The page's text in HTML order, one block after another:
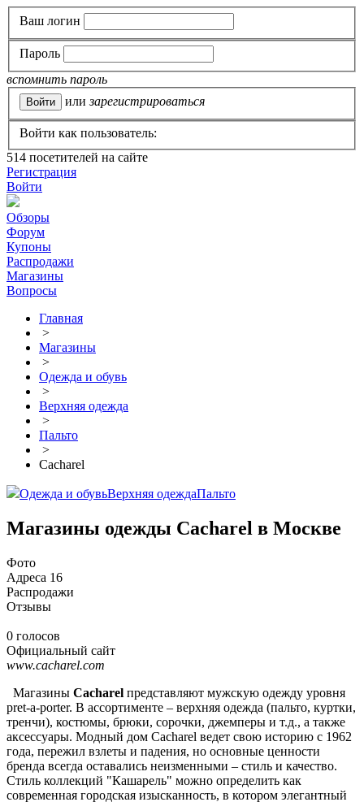
Ваш логин
Пароль
вспомнить пароль
или зарегистрироваться
Войти как пользователь:
514 посетителей на сайте
Регистрация
Войти
Обзоры
Форум
Купоны
Распродажи
Магазины
Вопросы
Главная
>
Магазины
>
Одежда и обувь
>
Верхняя одежда
>
Пальто
>
Cacharel
Одежда и обувьВерхняя одеждаПальто
Магазины одежды Cacharel в Москве
Фото
Адреса 16
Распродажи
Отзывы
0 голосов
Официальный сайт
www.cacharel.com
Магазины Cacharel представляют мужскую одежду уровня
pret-a-porter. В ассортименте – верхняя одежда (пальто, куртки,
тренчи), костюмы, брюки, сорочки, джемперы и т.д., а также
аксессуары. Модный дом Cacharel ведет свою историю с 1962
года, пережил взлеты и падения, но основные ценности
бренда всегда оставались неизменными – стиль и качество.
Стиль коллекций "Кашарель" можно определить как
современная городская изысканность, в котором элегантный